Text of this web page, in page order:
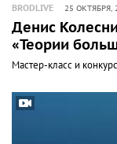
BRODLIVE 25 ОКТЯБРЯ,
Денис
«Теории
Мастер-класс и